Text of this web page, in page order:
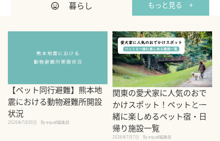
暮らし もっと見る +
【ペット同行避難】熊本地
震における動物避難所開設
状況
2026年7月30日 By equall編集部
関東の愛犬家に人気のおで
かけスポット！ペットと一
緒に楽しめるペット宿・日
帰り施設一覧
2026年7月7日 By equall編集部